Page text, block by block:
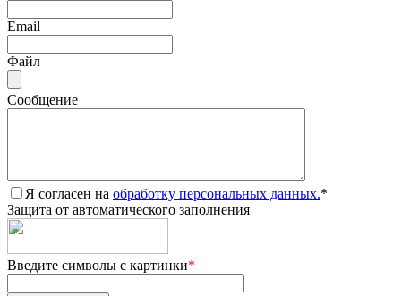
Email
Файл
Сообщение
Я согласен на обработку персональных данных.*
Защита от автоматического заполнения
Введите символы с картинки*